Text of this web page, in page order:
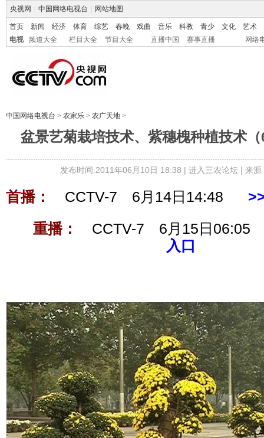
央视网 中国网络电视台 网站地图
首页 新闻 经济 体育 综艺 春晚 戏曲 音乐 科教 青少 文化
艺术
电视
频道大全 栏目大全 节目大全 直播中国 赛事直播 网络
中国网络电视台 > 农家乐 > 农广天地 >
盆景艺菊栽培技术、紫穗槐种植技术（
发布时间:2011年06月10日 18:38 | 进入三农论坛| 来源
首播： CCTV-7 6月14日14:48
重播：
CCTV-7 6月15日
入口